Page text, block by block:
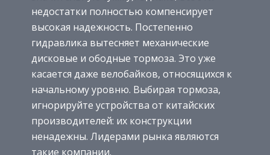
недостатки полностью компенсирует
высокая надежность. Постепенно
гидравлика вытесняет механические
дисковые и ободные тормоза. Это уже
касается даже велобайков, относящихся к
начальному уровню. Выбирая тормоза,
игнорируйте устройства от китайских
производителей: их конструкции
ненадежны. Лидерами рынка являются
такие компании.